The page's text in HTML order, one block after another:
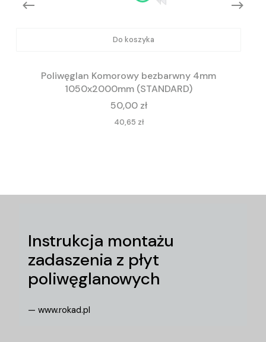
Do koszyka
Poliwęglan Komorowy bezbarwny 4mm
1050x2000mm (STANDARD)
Cena
50,00 zł
Cena
40,65 zł
Instrukcja montażu
zadaszenia z płyt
poliwęglanowych
— www.rokad.pl